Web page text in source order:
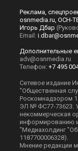
Реклама,
osnmedia.ru, ОСН-
Игорь Дбар
Email:
Дополнительные
adv@osnmedia.ru
Телефон: +7 495
Сетевое издание
"Общественная
Роскомнадзором
ЭЛ № ФС77-73623.
некоммерческая
информированию
"Медиахолдинг
1187700006328).
Мнение редакции